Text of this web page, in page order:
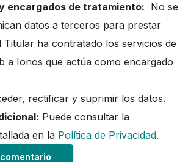
encargados de tratamiento: No se
datos a terceros para prestar
Titular ha contratado los servicios de
a Ionos que actúa como encargado
rectificar y suprimir los datos.
Puede consultar la
en la Política de Privacidad.